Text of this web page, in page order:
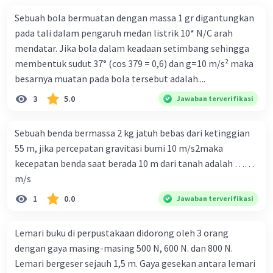
Sebuah bola bermuatan dengan massa 1 gr digantungkan
pada tali dalam pengaruh medan listrik 10* N/C arah
mendatar. Jika bola dalam keadaan setimbang sehingga
membentuk sudut 37° (cos 379 = 0,6) dan g=10 m/s² maka
besarnya muatan pada bola tersebut adalah....
3 5.0 Jawaban terverifikasi
Sebuah benda bermassa 2 kg jatuh bebas dari ketinggian
55 m, jika percepatan gravitasi bumi 10 m/s2maka
kecepatan benda saat berada 10 m dari tanah adalah ……
m/s
1 0.0 Jawaban terverifikasi
Lemari buku di perpustakaan didorong oleh 3 orang
dengan gaya masing-masing 500 N, 600 N. dan 800 N.
Lemari bergeser sejauh 1,5 m. Gaya gesekan antara lemari